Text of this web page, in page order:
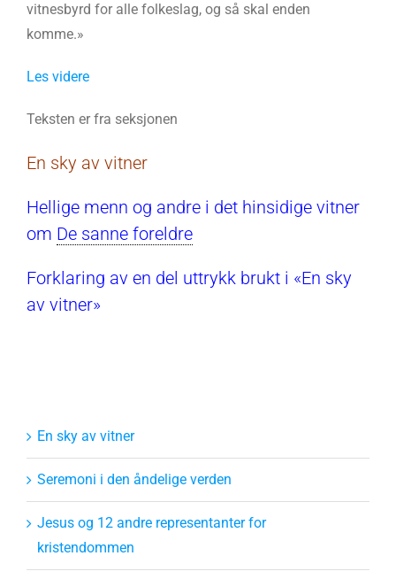
vitnesbyrd for alle folkeslag, og så skal enden
komme.»
Les videre
Teksten er fra seksjonen
En sky av vitner
Hellige menn og andre i det hinsidige vitner
om De sanne foreldre
Forklaring av en del uttrykk brukt i «En sky
av vitner»
En sky av vitner
Seremoni i den åndelige verden
Jesus og 12 andre representanter for
kristendommen